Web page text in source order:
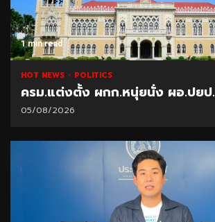
1 min read
HOT NEWS POLITICS
ครม.แต่งตั้ง ผกก.หนุ่ยนั่ง ผอ.ปยป.
05/08/2026